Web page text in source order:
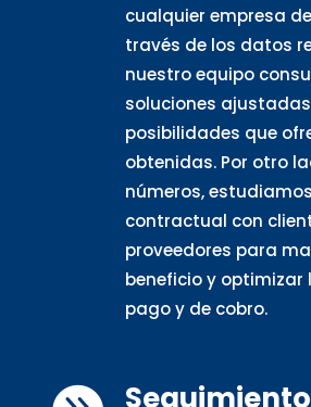
cualquier empresa
través de los datos
nuestro equipo
soluciones
posibilidades que
obtenidas. Por otro
números,
contractual con
proveedores para
beneficio y optimizar
pago y de cobro.